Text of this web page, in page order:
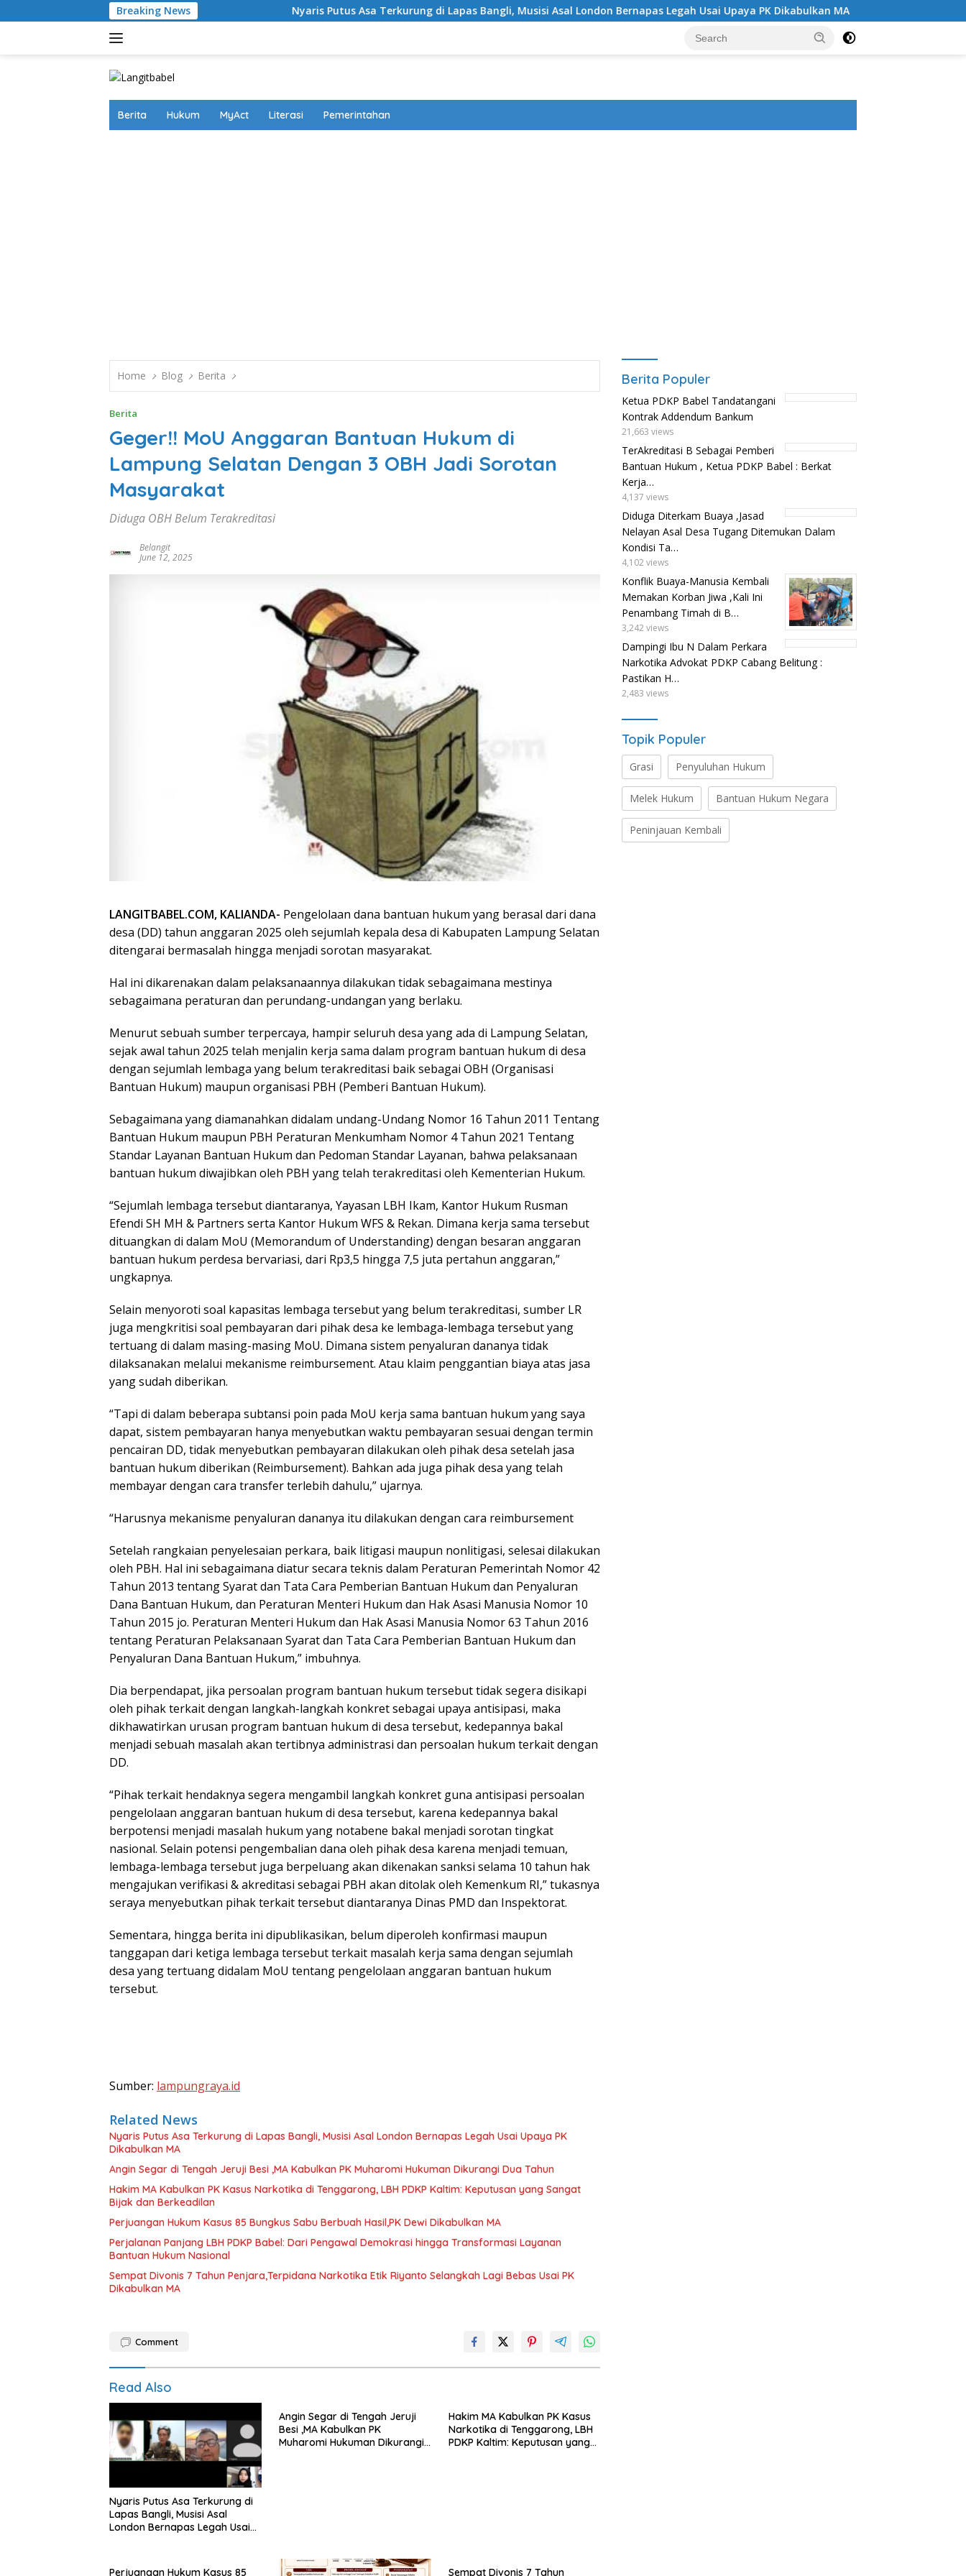
to
Breaking News Nyaris Putus Asa Terkurung di Lapas Bangli, Musisi Asal London Bernapas Legah Usai Upaya PK Dikabulkan MA Angin Segar di Tengah
Berita Hukum MyAct Literasi Pemerintahan
Home Blog Berita
Berita
Geger!! MoU Anggaran Bantuan Hukum di
Lampung Selatan Dengan 3 OBH Jadi Sorotan
Masyarakat
Diduga OBH Belum Terakreditasi
Belangit
June 12, 2025
LANGITBABEL.COM, KALIANDA- Pengelolaan dana bantuan hukum yang berasal dari dana
desa (DD) tahun anggaran 2025 oleh sejumlah kepala desa di Kabupaten Lampung Selatan
ditengarai bermasalah hingga menjadi sorotan masyarakat.
Hal ini dikarenakan dalam pelaksanaannya dilakukan tidak sebagaimana mestinya
sebagaimana peraturan dan perundang-undangan yang berlaku.
Menurut sebuah sumber terpercaya, hampir seluruh desa yang ada di Lampung Selatan,
sejak awal tahun 2025 telah menjalin kerja sama dalam program bantuan hukum di desa
dengan sejumlah lembaga yang belum terakreditasi baik sebagai OBH (Organisasi
Bantuan Hukum) maupun organisasi PBH (Pemberi Bantuan Hukum).
Sebagaimana yang diamanahkan didalam undang-Undang Nomor 16 Tahun 2011 Tentang
Bantuan Hukum maupun PBH Peraturan Menkumham Nomor 4 Tahun 2021 Tentang
Standar Layanan Bantuan Hukum dan Pedoman Standar Layanan, bahwa pelaksanaan
bantuan hukum diwajibkan oleh PBH yang telah terakreditasi oleh Kementerian Hukum.
“Sejumlah lembaga tersebut diantaranya, Yayasan LBH Ikam, Kantor Hukum Rusman
Efendi SH MH & Partners serta Kantor Hukum WFS & Rekan. Dimana kerja sama tersebut
dituangkan di dalam MoU (Memorandum of Understanding) dengan besaran anggaran
bantuan hukum perdesa bervariasi, dari Rp3,5 hingga 7,5 juta pertahun anggaran,”
ungkapnya.
Selain menyoroti soal kapasitas lembaga tersebut yang belum terakreditasi, sumber LR
juga mengkritisi soal pembayaran dari pihak desa ke lembaga-lembaga tersebut yang
tertuang di dalam masing-masing MoU. Dimana sistem penyaluran dananya tidak
dilaksanakan melalui mekanisme reimbursement. Atau klaim penggantian biaya atas jasa
yang sudah diberikan.
“Tapi di dalam beberapa subtansi poin pada MoU kerja sama bantuan hukum yang saya
dapat, sistem pembayaran hanya menyebutkan waktu pembayaran sesuai dengan termin
pencairan DD, tidak menyebutkan pembayaran dilakukan oleh pihak desa setelah jasa
bantuan hukum diberikan (Reimbursement). Bahkan ada juga pihak desa yang telah
membayar dengan cara transfer terlebih dahulu,” ujarnya.
“Harusnya mekanisme penyaluran dananya itu dilakukan dengan cara reimbursement
Setelah rangkaian penyelesaian perkara, baik litigasi maupun nonlitigasi, selesai dilakukan
oleh PBH. Hal ini sebagaimana diatur secara teknis dalam Peraturan Pemerintah Nomor 42
Tahun 2013 tentang Syarat dan Tata Cara Pemberian Bantuan Hukum dan Penyaluran
Dana Bantuan Hukum, dan Peraturan Menteri Hukum dan Hak Asasi Manusia Nomor 10
Tahun 2015 jo. Peraturan Menteri Hukum dan Hak Asasi Manusia Nomor 63 Tahun 2016
tentang Peraturan Pelaksanaan Syarat dan Tata Cara Pemberian Bantuan Hukum dan
Penyaluran Dana Bantuan Hukum,” imbuhnya.
Dia berpendapat, jika persoalan program bantuan hukum tersebut tidak segera disikapi
oleh pihak terkait dengan langkah-langkah konkret sebagai upaya antisipasi, maka
dikhawatirkan urusan program bantuan hukum di desa tersebut, kedepannya bakal
menjadi sebuah masalah akan tertibnya administrasi dan persoalan hukum terkait dengan
DD.
“Pihak terkait hendaknya segera mengambil langkah konkret guna antisipasi persoalan
pengelolaan anggaran bantuan hukum di desa tersebut, karena kedepannya bakal
berpotensi menjadi masalah hukum yang notabene bakal menjadi sorotan tingkat
nasional. Selain potensi pengembalian dana oleh pihak desa karena menjadi temuan,
lembaga-lembaga tersebut juga berpeluang akan dikenakan sanksi selama 10 tahun hak
mengajukan verifikasi & akreditasi sebagai PBH akan ditolak oleh Kemenkum RI,” tukasnya
seraya menyebutkan pihak terkait tersebut diantaranya Dinas PMD dan Inspektorat.
Sementara, hingga berita ini dipublikasikan, belum diperoleh konfirmasi maupun
tanggapan dari ketiga lembaga tersebut terkait masalah kerja sama dengan sejumlah
desa yang tertuang didalam MoU tentang pengelolaan anggaran bantuan hukum
tersebut.
Sumber: lampungraya.id
Related News
Nyaris Putus Asa Terkurung di Lapas Bangli, Musisi Asal London Bernapas Legah Usai Upaya PK
Dikabulkan MA
Angin Segar di Tengah Jeruji Besi ,MA Kabulkan PK Muharomi Hukuman Dikurangi Dua Tahun
Hakim MA Kabulkan PK Kasus Narkotika di Tenggarong, LBH PDKP Kaltim: Keputusan yang Sangat
Bijak dan Berkeadilan
Perjuangan Hukum Kasus 85 Bungkus Sabu Berbuah Hasil,PK Dewi Dikabulkan MA
Perjalanan Panjang LBH PDKP Babel: Dari Pengawal Demokrasi hingga Transformasi Layanan
Bantuan Hukum Nasional
Sempat Divonis 7 Tahun Penjara,Terpidana Narkotika Etik Riyanto Selangkah Lagi Bebas Usai PK
Dikabulkan MA
Comment
Read Also
Nyaris Putus Asa Terkurung di
Lapas Bangli, Musisi Asal
London Bernapas Legah Usai
Angin Segar di Tengah Jeruji
Besi ,MA Kabulkan PK
Muharomi Hukuman Dikurangi
Hakim MA Kabulkan PK Kasus
Narkotika di Tenggarong, LBH
PDKP Kaltim: Keputusan yang
Perjuangan Hukum Kasus 85 Sempat Divonis 7 Tahun
Berita Populer
Ketua PDKP Babel Tandatangani
Kontrak Addendum Bankum
21,663 views
TerAkreditasi B Sebagai Pemberi
Bantuan Hukum , Ketua PDKP Babel : Berkat
Kerja…
4,137 views
Diduga Diterkam Buaya ,Jasad
Nelayan Asal Desa Tugang Ditemukan Dalam
Kondisi Ta…
4,102 views
Konflik Buaya-Manusia Kembali
Memakan Korban Jiwa ,Kali Ini
Penambang Timah di B…
3,242 views
Dampingi Ibu N Dalam Perkara
Narkotika Advokat PDKP Cabang Belitung :
Pastikan H…
2,483 views
Topik Populer
Grasi Penyuluhan Hukum
Melek Hukum Bantuan Hukum Negara
Peninjauan Kembali